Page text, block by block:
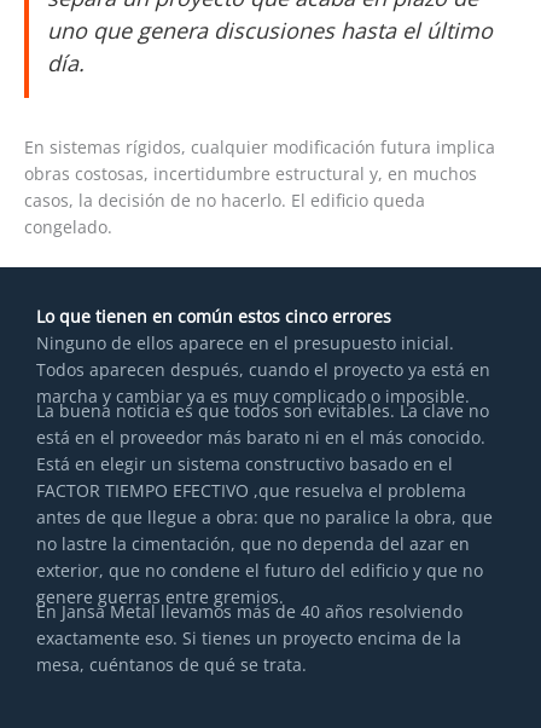
uno que genera discusiones hasta el último
día.
En sistemas rígidos, cualquier modificación futura implica
obras costosas, incertidumbre estructural y, en muchos
casos, la decisión de no hacerlo. El edificio queda
congelado.
Lo que tienen en común estos cinco errores
Ninguno de ellos aparece en el presupuesto inicial.
Todos aparecen después, cuando el proyecto ya está en
marcha y cambiar ya es muy complicado o imposible.
La buena noticia es que todos son evitables. La clave no
está en el proveedor más barato ni en el más conocido.
Está en elegir un sistema constructivo basado en el
FACTOR TIEMPO EFECTIVO ,que resuelva el problema
antes de que llegue a obra: que no paralice la obra, que
no lastre la cimentación, que no dependa del azar en
exterior, que no condene el futuro del edificio y que no
genere guerras entre gremios.
En Jansa Metal llevamos más de 40 años resolviendo
exactamente eso. Si tienes un proyecto encima de la
mesa, cuéntanos de qué se trata.